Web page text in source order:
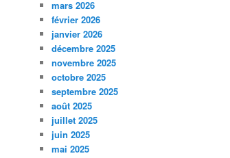
mars 2026
février 2026
janvier 2026
décembre 2025
novembre 2025
octobre 2025
septembre 2025
août 2025
juillet 2025
juin 2025
mai 2025